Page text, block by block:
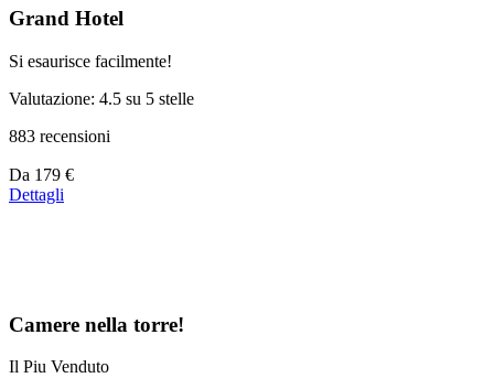
Grand Hotel
Si esaurisce facilmente!
Valutazione: 4.5 su 5 stelle
883 recensioni
Prezzo
a
Da 179 €
Dettagli
Camere nella torre!
Il Piu Venduto